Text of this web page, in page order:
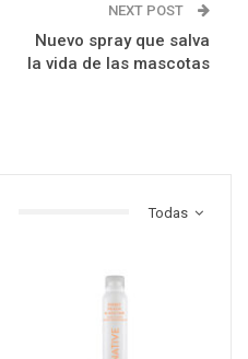
NEXT POST
Nuevo spray que salva
la vida de las mascotas
Todas